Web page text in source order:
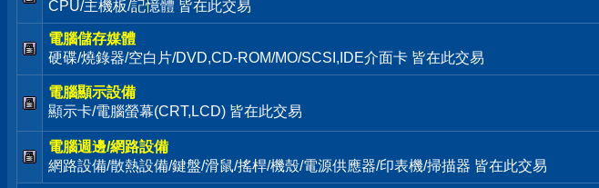
CPU/主機板/記憶體 皆在此交易
電腦儲存媒體
硬碟/燒錄器/空白片/DVD,CD-ROM/MO/SCSI,IDE介面卡 皆在此交易
電腦顯示設備
顯示卡/電腦螢幕(CRT,LCD) 皆在此交易
電腦週邊/網路設備
網路設備/散熱設備/鍵盤/滑鼠/搖桿/機殼/電源供應器/印表機/掃描器 皆在此交易